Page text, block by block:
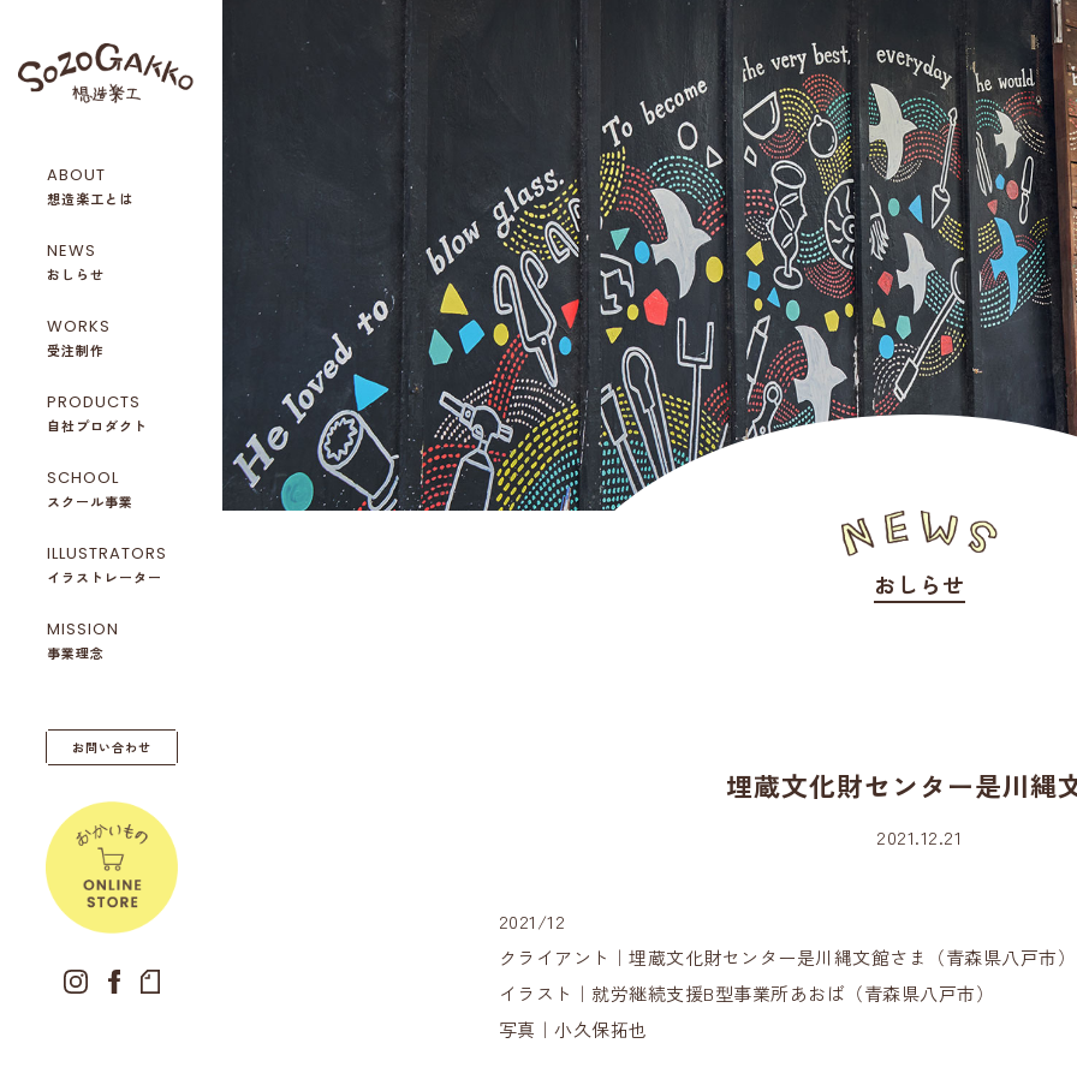
ABOUT
想造楽工とは
NEWS
おしらせ
WORKS
受注制作
PRODUCTS
自社プロダクト
SCHOOL
スクール事業
ILLUSTRATORS
イラストレーター
MISSION
事業理念
お問い合わせ
おしらせ
埋蔵文化財センター是川縄
2021.12.21
2021/12
クライアント｜埋蔵文化財センター是川縄文館さま（青森県八戸市）
イラスト｜就労継続支援B型事業所あおば（青森県八戸市）
写真｜小久保拓也